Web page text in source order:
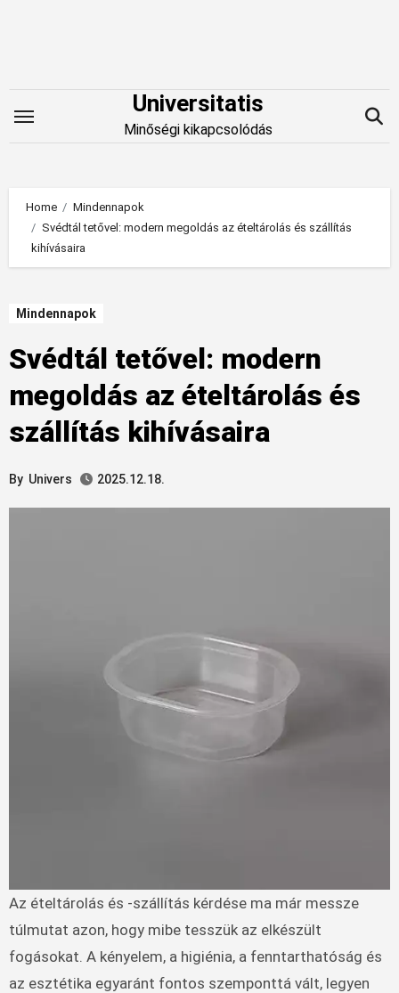
Universitatis
Minőségi kikapcsolódás
Home
Mindennapok
Svédtál tetővel: modern megoldás az ételtárolás és szállítás
kihívásaira
Mindennapok
Svédtál tetővel: modern
megoldás az ételtárolás és
szállítás kihívásaira
By Univers 2025.12.18.
Az ételtárolás és -szállítás kérdése ma már messze
túlmutat azon, hogy mibe tesszük az elkészült
fogásokat. A kényelem, a higiénia, a fenntarthatóság és
az esztétika egyaránt fontos szemponttá vált, legyen